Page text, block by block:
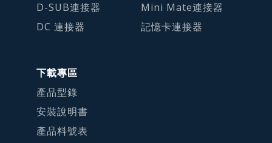
D-SUB連接器
DC 連接器
Mini Mate連接器
記憶卡連接器
下載專區
產品型錄
安裝說明書
產品料號表